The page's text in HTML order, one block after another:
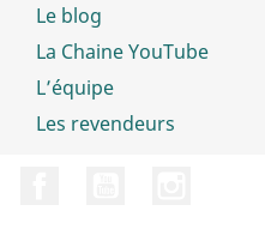
Le blog
La Chaine YouTube
L’équipe
Les revendeurs